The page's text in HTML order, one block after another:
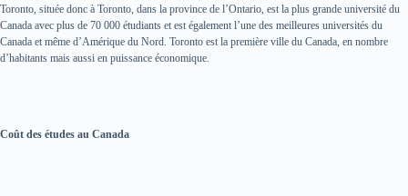
Toronto, située donc à Toronto, dans la province de l’Ontario, est la plus grande université du
Canada avec plus de 70 000 étudiants et est également l’une des meilleures universités du
Canada et même d’Amérique du Nord. Toronto est la première ville du Canada, en nombre
d’habitants mais aussi en puissance économique.
Coût des études au Canada